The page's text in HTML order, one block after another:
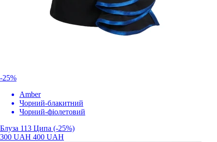
-25%
Amber
Чорний-блакитний
Чорний-фіолетовий
Блуза 113 Ципа (-25%)
300 UAH 400 UAH